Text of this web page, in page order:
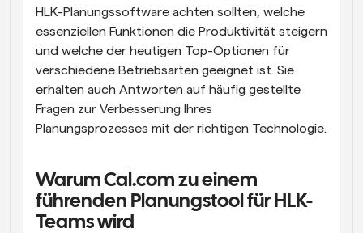
HLK-Planungssoftware achten sollten, welche
essenziellen Funktionen die Produktivität steigern
und welche der heutigen Top-Optionen für
verschiedene Betriebsarten geeignet ist. Sie
erhalten auch Antworten auf häufig gestellte
Fragen zur Verbesserung Ihres
Planungsprozesses mit der richtigen Technologie.
Warum Cal.com zu einem
führenden Planungstool für HLK-
Teams wird